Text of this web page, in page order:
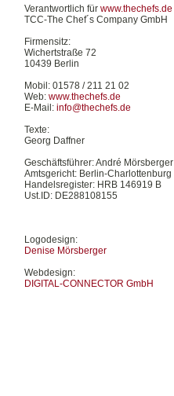
Verantwortlich für www.thechefs.de
TCC-The Chef´s Company GmbH
Firmensitz:
Wichertstraße 72
10439 Berlin
Mobil: 01578 / 211 21 02
Web: www.thechefs.de
E-Mail: info@thechefs.de
Texte:
Georg Daffner
Geschäftsführer: André Mörsberger
Amtsgericht: Berlin-Charlottenburg
Handelsregister: HRB 146919 B
Ust.ID: DE288108155
Logodesign:
Denise Mörsberger
Webdesign:
DIGITAL-CONNECTOR GmbH